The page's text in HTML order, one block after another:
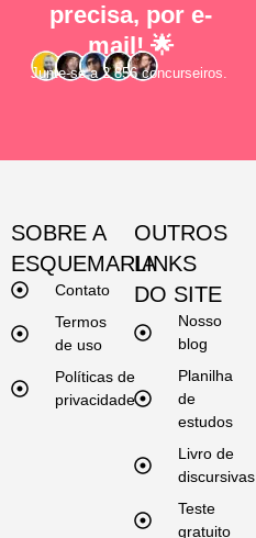
precisa, por e-
mail! 🌟
Junte-se a 2.856 concurseiros.
SOBRE A
ESQUEMARIA
Contato
Termos
de uso
Políticas de
privacidade
OUTROS
LINKS
DO SITE
Nosso
blog
Planilha
de
estudos
Livro de
discursivas
Teste
gratuito